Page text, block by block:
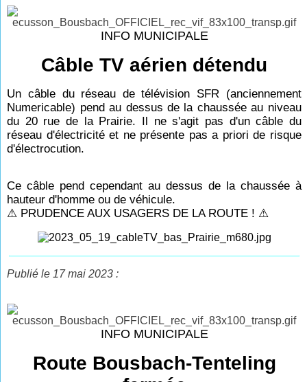
INFO MUNICIPALE
Câble TV aérien détendu
Un câble du réseau de télévision SFR (anciennement
Numericable) pend au dessus de la chaussée au niveau
du 20 rue de la Prairie. Il ne s'agit pas d'un câble du
réseau d'électricité et ne présente pas a priori de risque
d'électrocution.
Ce câble pend cependant au dessus de la chaussée à
hauteur d'homme ou de véhicule.
⚠ PRUDENCE AUX USAGERS DE LA ROUTE ! ⚠
Publié le 17 mai 2023 :
INFO MUNICIPALE
Route Bousbach-Tenteling